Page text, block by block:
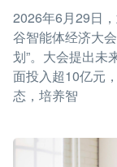
2026年6月29日
谷智能体经济大
划”。大会提出未
面投入超10亿元
态，培养智